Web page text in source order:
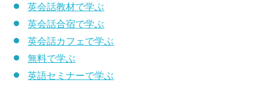
英会話教材で学ぶ
英会話合宿で学ぶ
英会話カフェで学ぶ
無料で学ぶ
英語セミナーで学ぶ